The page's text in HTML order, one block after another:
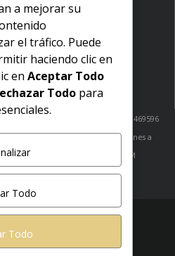
Inicio
legal
y condiciones
devoluciones
de envíos
Cabo San Lucas: 6241051520 / 6241469596
tienda@greinscasademusica.comLunes a
PM Sábados de 10:00 AM a 18:00 PM
Música
a mejorar su
el tráfico. Puede
haciendo clic en
en Aceptar Todo
Todo para
Todo
Todo